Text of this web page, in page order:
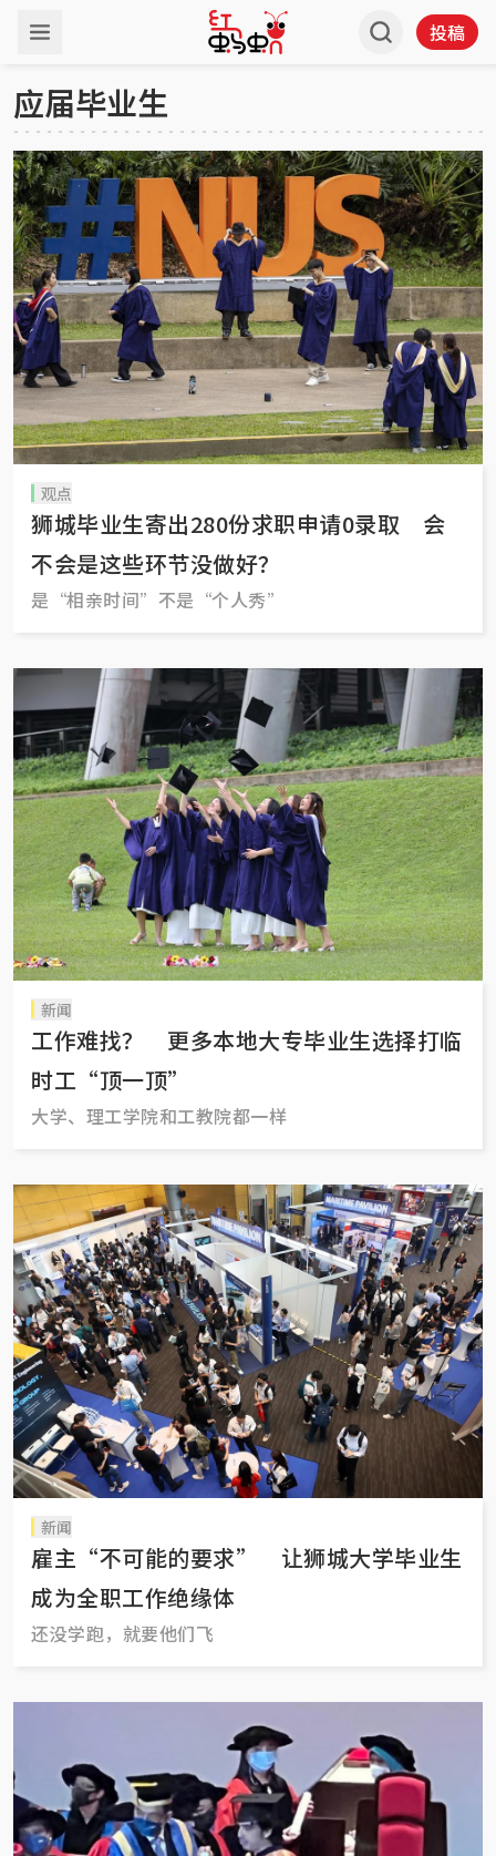
投稿
应届毕业生
观点
狮城毕业生寄出280份求职申请0录取 会
不会是这些环节没做好？
是“相亲时间”不是“个人秀”
新闻
工作难找？ 更多本地大专毕业生选择打临
时工“顶一顶”
大学、理工学院和工教院都一样
新闻
雇主“不可能的要求” 让狮城大学毕业生
成为全职工作绝缘体
还没学跑，就要他们飞